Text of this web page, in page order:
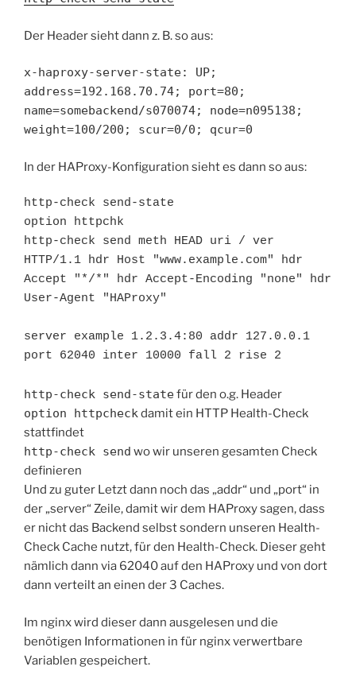
Der Header sieht dann z. B. so aus:
x-haproxy-server-state: UP;
address=192.168.70.74; port=80;
name=somebackend/s070074; node=n095138;
weight=100/200; scur=0/0; qcur=0
In der HAProxy-Konfiguration sieht es dann so aus:
http-check send-state
option httpchk
http-check send meth HEAD uri / ver
HTTP/1.1 hdr Host "www.example.com" hdr
Accept "*/*" hdr Accept-Encoding "none" hdr
User-Agent "HAProxy"
server example 1.2.3.4:80 addr 127.0.0.1
port 62040 inter 10000 fall 2 rise 2
http-check send-statefür den o.g. Header
option httpcheckdamit ein HTTP Health-Check
stattfindet
http-check send wo wir unseren gesamten Check
definieren
Und zu guter Letzt dann noch das „addr“ und „port“ in
der „server“ Zeile, damit wir dem HAProxy sagen, dass
er nicht das Backend selbst sondern unseren Health-
Check Cache nutzt, für den Health-Check. Dieser geht
nämlich dann via 62040 auf den HAProxy und von dort
dann verteilt an einen der 3 Caches.
Im nginx wird dieser dann ausgelesen und die
benötigen Informationen in für nginx verwertbare
Variablen gespeichert.